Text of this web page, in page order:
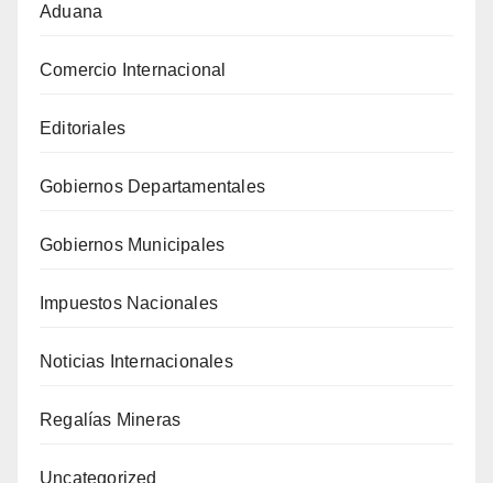
Aduana
Comercio Internacional
Editoriales
Gobiernos Departamentales
Gobiernos Municipales
Impuestos Nacionales
Noticias Internacionales
Regalías Mineras
Uncategorized